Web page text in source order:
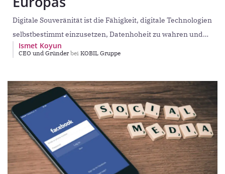
Digitale Souveränität ist die Fähigkeit, digitale Technologien
selbstbestimmt einzusetzen, Datenhoheit zu wahren und
eigene rechtliche sowie sicherheitstechnische Standards
Ismet Koyun
CEO und Gründer bei KOBIL Gruppe